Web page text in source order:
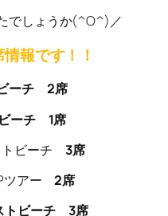
でしょうか(^O^)／
報です！！
ーチ 2席
ーチ 1席
トビーチ 3席
ツアー2席
ビーチ 3席